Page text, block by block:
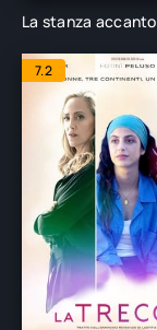
La stanza accanto
7.2